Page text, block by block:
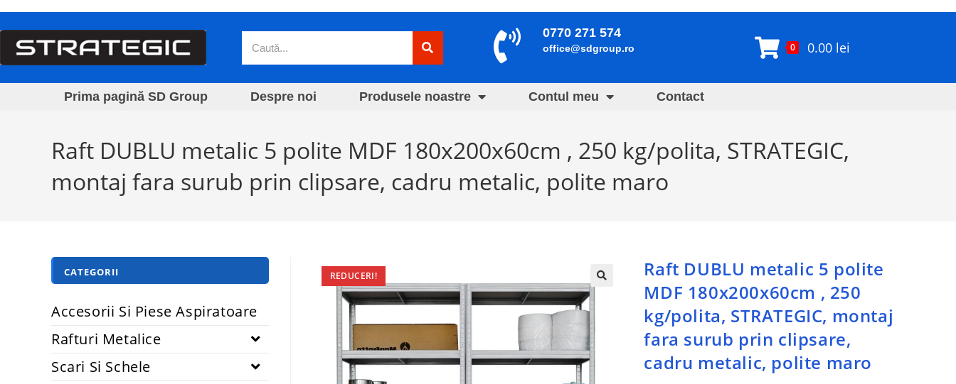
0770 271 574
office@sdgroup.ro 0 0.00 lei
Prima pagină SD Group Despre noi Produsele noastre Contul meu Contact
Raft DUBLU metalic 5 polite MDF 180x200x60cm , 250 kg/polita, STRATEGIC,
montaj fara surub prin clipsare, cadru metalic, polite maro
REDUCERI!
Raft DUBLU metalic 5 polite
MDF 180x200x60cm , 250
kg/polita, STRATEGIC, montaj
fara surub prin clipsare,
cadru metalic, polite maro
CATEGORII
Accesorii Si Piese Aspiratoare
Rafturi Metalice
Scari Si Schele